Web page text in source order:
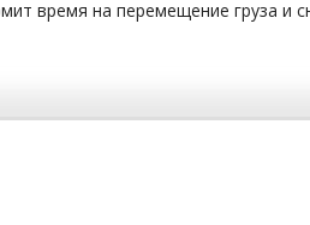
время на перемещение груза и